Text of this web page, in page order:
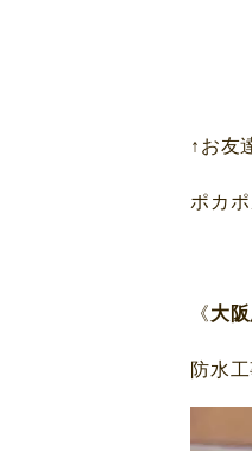
↑お友
ポカ
《大
防水